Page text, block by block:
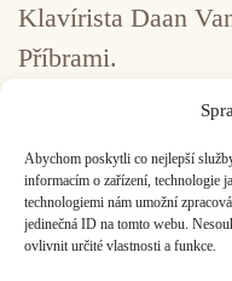
Abychom poskytli co nejlepší
informacím o zařízení, technologie
technologiemi nám umožní
jedinečná ID na tomto webu.
ovlivnit určité vlastnosti a funkce.
Klavírista Daan
Příbrami.
1 2 3